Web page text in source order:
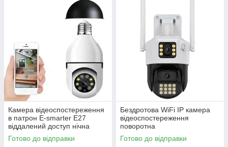
Камера відеоспостереження
в патрон E-smarter E27
віддалений доступ нічна
зйомка визначення руху
мікрофон
Готово до відправки
Бездротова WiFi IP камера
відеоспостереження
поворотна
Готово до відправки